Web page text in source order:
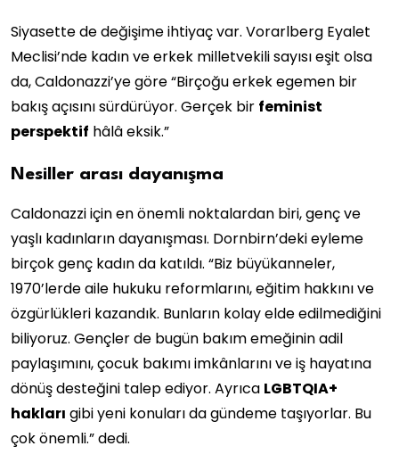
Siyasette de değişime ihtiyaç var. Vorarlberg Eyalet
Meclisi’nde kadın ve erkek milletvekili sayısı eşit olsa
da, Caldonazzi’ye göre “Birçoğu erkek egemen bir
bakış açısını sürdürüyor. Gerçek bir feminist
perspektif hâlâ eksik.”
Nesiller arası dayanışma
Caldonazzi için en önemli noktalardan biri, genç ve
yaşlı kadınların dayanışması. Dornbirn’deki eyleme
birçok genç kadın da katıldı. “Biz büyükanneler,
1970’lerde aile hukuku reformlarını, eğitim hakkını ve
özgürlükleri kazandık. Bunların kolay elde edilmediğini
biliyoruz. Gençler de bugün bakım emeğinin adil
paylaşımını, çocuk bakımı imkânlarını ve iş hayatına
dönüş desteğini talep ediyor. Ayrıca LGBTQIA+
hakları gibi yeni konuları da gündeme taşıyorlar. Bu
çok önemli.” dedi.